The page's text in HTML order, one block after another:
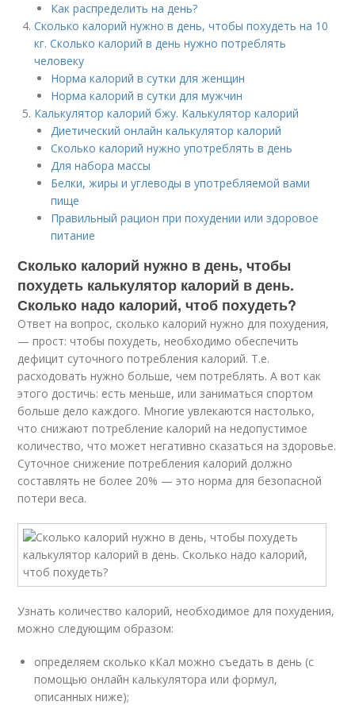
Как распределить на день?
Сколько калорий нужно в день, чтобы похудеть на 10
кг. Сколько калорий в день нужно потреблять
человеку
Норма калорий в сутки для женщин
Норма калорий в сутки для мужчин
Калькулятор калорий бжу. Калькулятор калорий
Диетический онлайн калькулятор калорий
Сколько калорий нужно употреблять в день
Для набора массы
Белки, жиры и углеводы в употребляемой вами
пище
Правильный рацион при похудении или здоровое
питание
Сколько калорий нужно в день, чтобы
похудеть калькулятор калорий в день.
Сколько надо калорий, чтоб похудеть?
Ответ на вопрос, сколько калорий нужно для похудения,
— прост: чтобы похудеть, необходимо обеспечить
дефицит суточного потребления калорий. Т.е.
расходовать нужно больше, чем потреблять. А вот как
этого достичь: есть меньше, или заниматься спортом
больше дело каждого. Многие увлекаются настолько,
что снижают потребление калорий на недопустимое
количество, что может негативно сказаться на здоровье.
Суточное снижение потребления калорий должно
составлять не более 20% — это норма для безопасной
потери веса.
Узнать количество калорий, необходимое для похудения,
можно следующим образом:
определяем сколько кКал можно съедать в день (с
помощью онлайн калькулятора или формул,
описанных ниже);